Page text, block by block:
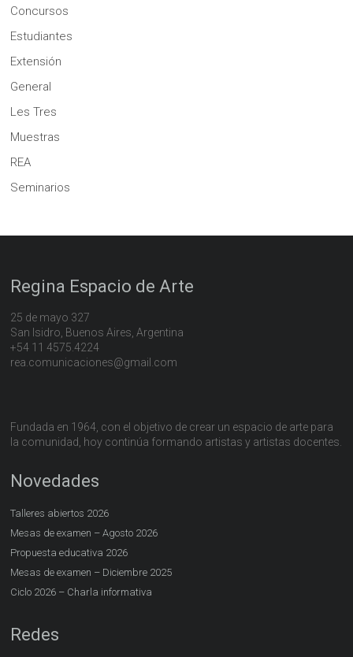
Concursos
Estudiantes
Extensión
General
Les Tres
Muestras
REA
Seminarios
Regina Espacio de Arte
25 de mayo 327
San Isidro, Buenos Aires, Argentina
+54 11 4575.4224
rea.comunicaciones@gmail.com
Fundada en 1964, con el objetivo de crear un espacio de arte para
la comunidad, hoy continúa formando artistas y artistas docentes.
Novedades
Talleres abiertos 2026
Mesas de examen – Agosto 2026
Propuesta educativa 2026
Mesas de examen – Diciembre 2025
Ciclo 2026 – Charla informativa
Redes